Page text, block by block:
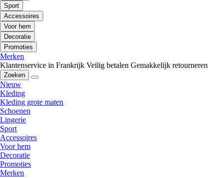
Sport
Accessoires
Voor hem
Decoratie
Promoties
Merken
Klantenservice in Frankrijk Veilig betalen Gemakkelijk retourneren
Zoeken
Nieuw
Kleding
Kleding grote maten
Schoenen
Lingerie
Sport
Accessoires
Voor hem
Decoratie
Promoties
Merken